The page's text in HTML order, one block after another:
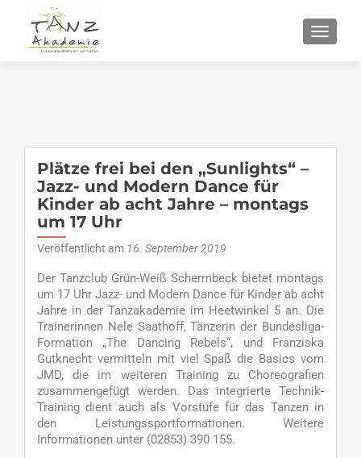
Plätze frei bei den „Sunlights“ –
Jazz- und Modern Dance für
Kinder ab acht Jahre – montags
um 17 Uhr
Veröffentlicht am 16. September 2019
Der Tanzclub Grün-Weiß Schermbeck bietet montags
um 17 Uhr Jazz- und Modern Dance für Kinder ab acht
Jahre in der Tanzakademie im Heetwinkel 5 an. Die
Trainerinnen Nele Saathoff, Tänzerin der Bundesliga-
Formation „The Dancing Rebels“, und Franziska
Gutknecht vermitteln mit viel Spaß die Basics vom
JMD, die im weiteren Training zu Choreografien
zusammengefügt werden. Das integrierte Technik-
Training dient auch als Vorstufe für das Tanzen in
den Leistungssportformationen. Weitere
Informationen unter (02853) 390 155.